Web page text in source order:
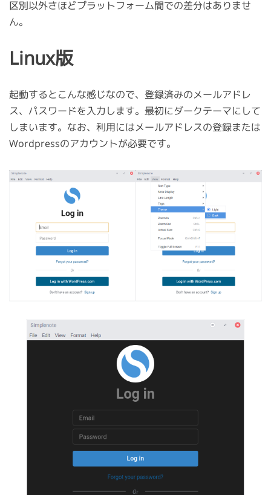
区別以外さほどプラットフォーム間での差分はありませ
ん。
Linux版
起動するとこんな感じなので、登録済みのメールアドレ
ス、パスワードを入力します。最初にダークテーマにして
しまいます。なお、利用にはメールアドレスの登録または
Wordpressのアカウントが必要です。